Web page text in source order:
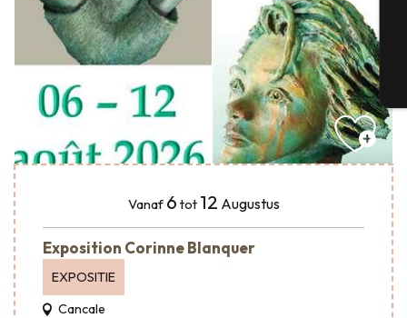
Vanaf 6 tot 12 Augustus
Exposition Corinne Blanquer
EXPOSITIE
Cancale